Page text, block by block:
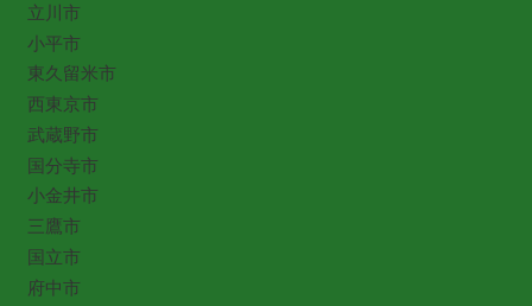
立川市
小平市
東久留米市
西東京市
武蔵野市
国分寺市
小金井市
三鷹市
国立市
府中市